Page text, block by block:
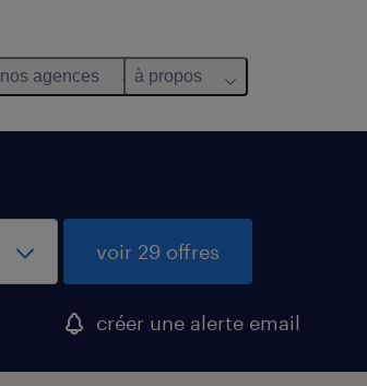
nos agences à propos
voir 29 offres
créer une alerte email